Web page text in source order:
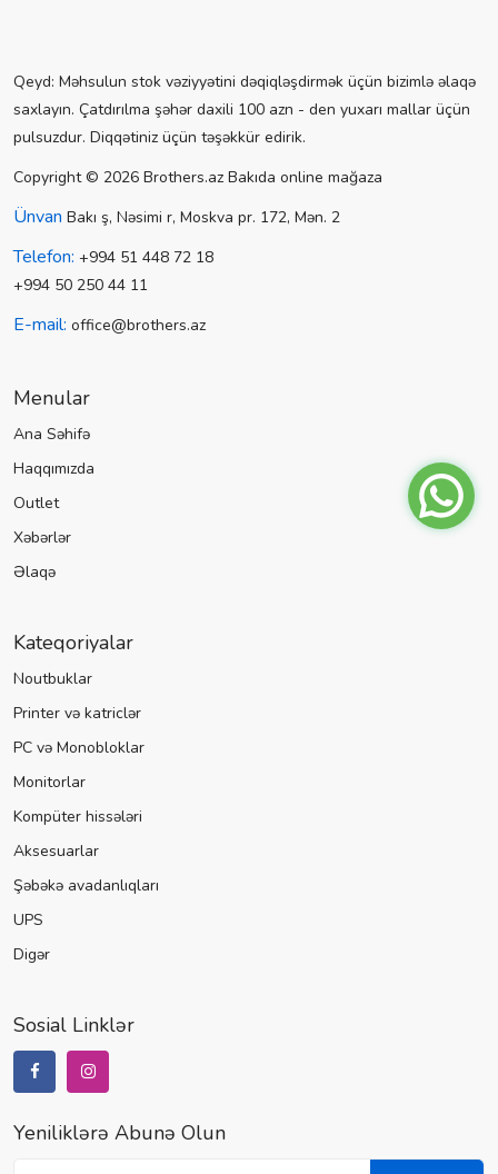
Qeyd: Məhsulun stok vəziyyətini dəqiqləşdirmək üçün bizimlə əlaqə
saxlayın. Çatdırılma şəhər daxili 100 azn - den yuxarı mallar üçün
pulsuzdur. Diqqətiniz üçün təşəkkür edirik.
Copyright © 2026 Brothers.az Bakıda online mağaza
Ünvan Bakı ş, Nəsimi r, Moskva pr. 172, Mən. 2
Telefon: +994 51 448 72 18
+994 50 250 44 11
E-mail: office@brothers.az
Menular
Ana Səhifə
Haqqımızda
Outlet
Xəbərlər
Əlaqə
Kateqoriyalar
Noutbuklar
Printer və katriclər
PC və Monobloklar
Monitorlar
Kompüter hissələri
Aksesuarlar
Şəbəkə avadanlıqları
UPS
Digər
Sosial Linklər
Yeniliklərə Abunə Olun